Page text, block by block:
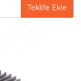
Teklife Ekle